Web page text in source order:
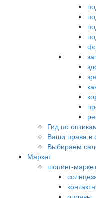
Гид по
Ваши права в
Выбираем
Маркет
шопинг-